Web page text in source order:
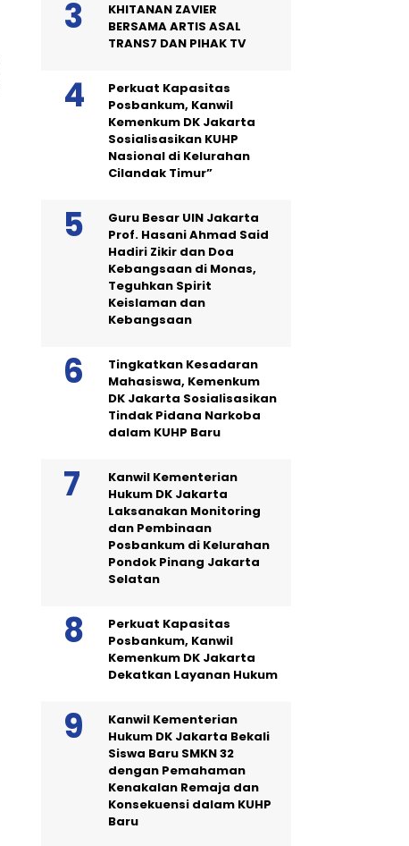
KHITANAN ZAVIER
BERSAMA ARTIS ASAL
TRANS7 DAN PIHAK TV
Perkuat Kapasitas
Posbankum, Kanwil
Kemenkum DK Jakarta
Sosialisasikan KUHP
Nasional di Kelurahan
Cilandak Timur”
Guru Besar UIN Jakarta
Prof. Hasani Ahmad Said
Hadiri Zikir dan Doa
Kebangsaan di Monas,
Teguhkan Spirit
Keislaman dan
Kebangsaan
Tingkatkan Kesadaran
Mahasiswa, Kemenkum
DK Jakarta Sosialisasikan
Tindak Pidana Narkoba
dalam KUHP Baru
Kanwil Kementerian
Hukum DK Jakarta
Laksanakan Monitoring
dan Pembinaan
Posbankum di Kelurahan
Pondok Pinang Jakarta
Selatan
Perkuat Kapasitas
Posbankum, Kanwil
Kemenkum DK Jakarta
Dekatkan Layanan Hukum
Kanwil Kementerian
Hukum DK Jakarta Bekali
Siswa Baru SMKN 32
dengan Pemahaman
Kenakalan Remaja dan
Konsekuensi dalam KUHP
Baru